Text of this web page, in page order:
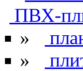
ПВХ-
»
»